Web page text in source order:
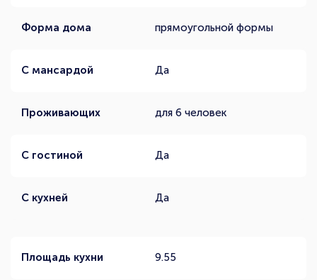
Форма дома прямоугольной формы
С мансардой Да
Проживающих для 6 человек
С гостиной Да
С кухней Да
Площадь кухни 9.55